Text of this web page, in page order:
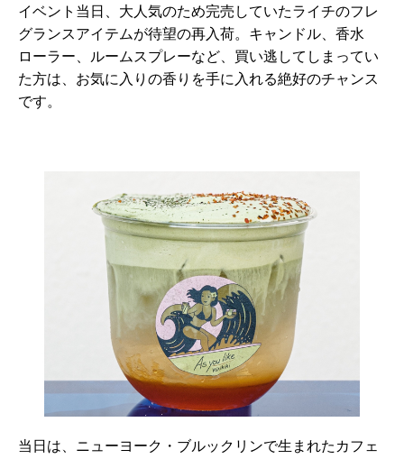
イベント当日、大人気のため完売していたライチのフレ
グランスアイテムが待望の再入荷。キャンドル、香水
ローラー、ルームスプレーなど、買い逃してしまってい
た方は、お気に入りの香りを手に入れる絶好のチャンス
です。
当日は、ニューヨーク・ブルックリンで生まれたカフェ